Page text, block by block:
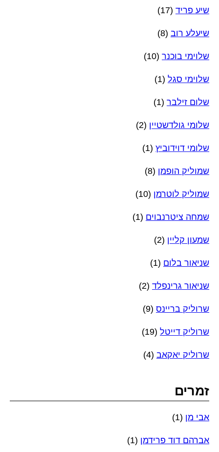
שיע פריד (17)
שיעלע רוב (8)
שלוימי בוכנר (10)
שלוימי סגל (1)
שלום זילבר (1)
שלומי גולדשטיין (2)
שלומי דוידוביץ (1)
שמוליק הופמן (8)
שמוליק לוטרמן (10)
שמחה ציטרנבוים (1)
שמעון קליין (2)
שניאור בלום (1)
שניאור גרינפלד (2)
שרוליק בריינס (9)
שרוליק דייטל (19)
שרוליק יאקאב (4)
זמרים
אבי מן (1)
אברהם דוד פרידמן (1)